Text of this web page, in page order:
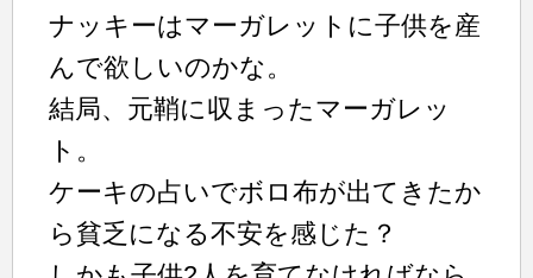
ナッキーはマーガレットに子供を産
んで欲しいのかな。
結局、元鞘に収まったマーガレッ
ト。
ケーキの占いでボロ布が出てきたか
ら貧乏になる不安を感じた？